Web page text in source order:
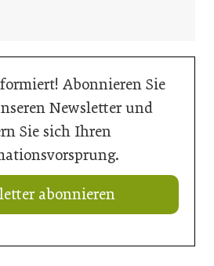
Abonnieren Sie
Newsletter und
Sie sich Ihren
abonnieren